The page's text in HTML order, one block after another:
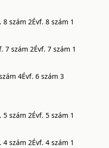
8 szám 2Évf. 8 szám 1
7 szám 2Évf. 7 szám 1
4Évf. 6 szám 3
5 szám 2Évf. 5 szám 1
4 szám 2Évf. 4 szám 1